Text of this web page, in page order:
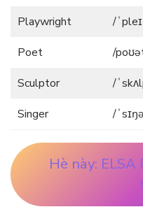
Playwright
/
Poet
/
Sculptor
/
Singer
/
Hè này: